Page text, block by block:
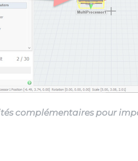
complémentaires pour